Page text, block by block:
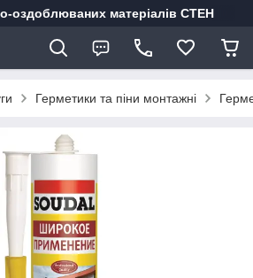
оздоблюваних матеріалів СТЕН
Герметики та піни монтажні